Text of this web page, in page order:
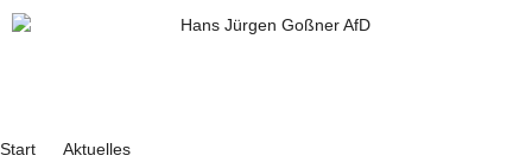
Zum
Inhalt
Start
Aktuelles